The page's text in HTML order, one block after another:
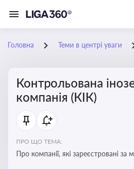
Головна Теми в центрі уваги
Контрольована
компанія (КІК)
ПРО ЩО ТЕМА:
Про компанії, які зареєстровані за